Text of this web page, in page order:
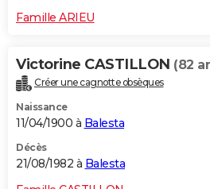
Famille ARIEU
Victorine CASTILLON (82
Créer une cagnotte obsèques
Naissance
11/04/1900 à Balesta
Décès
21/08/1982 à Balesta